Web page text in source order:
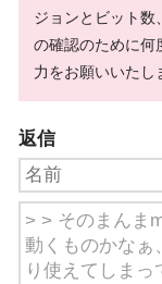
ジョンとビット数
の確認のために何
力をお願いいたし
返信